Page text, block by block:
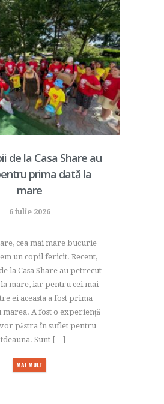
de la Casa Share au
prima dată la
mare
6 iulie 2026
cea mai mare bucurie
un copil fericit. Recent,
la Casa Share au petrecut
mare, iar pentru cei mai
ei aceasta a fost prima
A fost o experiență
păstra în suflet pentru
Sunt […]
MAI MULT